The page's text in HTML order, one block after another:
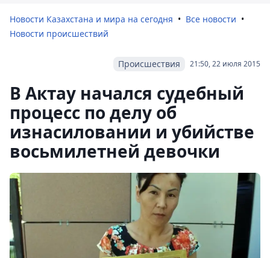
Новости Казахстана и мира на сегодня
Все новости
Новости происшествий
21:50, 22 июля 2015
Происшествия
В Актау начался судебный
процесс по делу об
изнасиловании и убийстве
восьмилетней девочки